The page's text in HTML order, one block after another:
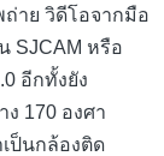
ถ่าย วิดีโอจากมือ
SJCAM หรือ
อีกทั้งยัง
170 องศา
ป็นกล้องติด